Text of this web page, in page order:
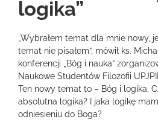
logika”
„Wybrałem temat dla mnie nowy,
temat nie pisałem”, mówił ks.
konferencji „Bóg i nauka”
Naukowe Studentów Filozofii
Ten nowy temat to – Bóg i logika.
absolutna logika? I jaka logikę
odniesieniu do Boga?